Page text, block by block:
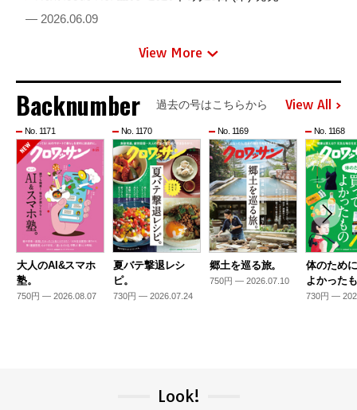
— 2026.06.09
View More
Backnumber 過去の号はこちらから View All
No. 1171
大人のAI&スマホ
塾。
750円 — 2026.08.07
No. 1170
夏バテ撃退レシ
ピ。
730円 — 2026.07.24
No. 1169
郷土を巡る旅。
750円 — 2026.07.10
No. 1168
体のため
よかった
730円 —
Look!